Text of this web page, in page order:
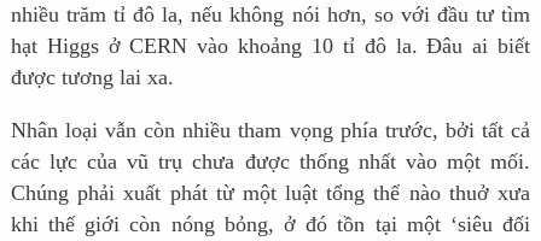
nhiều trăm tỉ đô la, nếu không nói hơn, so với đầu tư tìm
hạt Higgs ở CERN vào khoảng 10 tỉ đô la. Đâu ai biết
được tương lai xa.
Nhân loại vẫn còn nhiều tham vọng phía trước, bởi tất cả
các lực của vũ trụ chưa được thống nhất vào một mối.
Chúng phải xuất phát từ một luật tổng thể nào thuở xưa
khi thế giới còn nóng bỏng, ở đó tồn tại một ‘siêu đối